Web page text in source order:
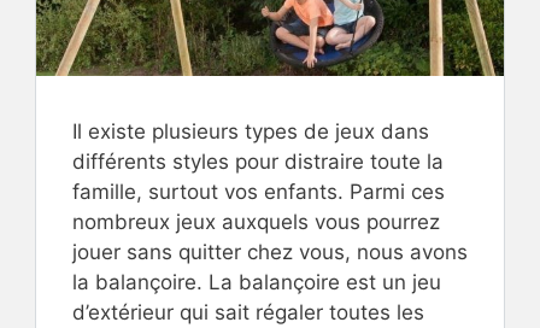
Il existe plusieurs types de jeux dans
différents styles pour distraire toute la
famille, surtout vos enfants. Parmi ces
nombreux jeux auxquels vous pourrez
jouer sans quitter chez vous, nous avons
la balançoire. La balançoire est un jeu
d’extérieur qui sait régaler toutes les